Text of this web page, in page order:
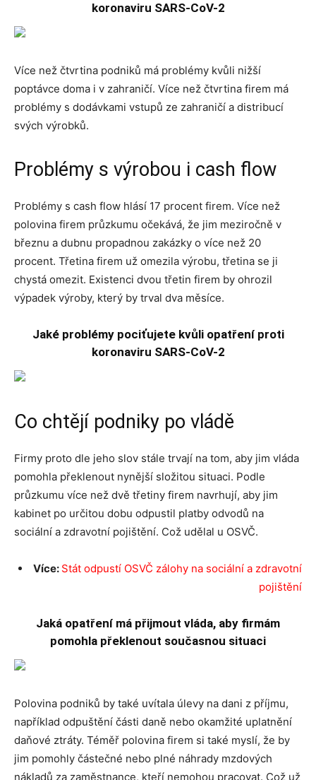
koronaviru SARS-CoV-2
Více než čtvrtina podniků má problémy kvůli nižší
poptávce doma i v zahraničí. Více než čtvrtina firem má
problémy s dodávkami vstupů ze zahraničí a distribucí
svých výrobků.
Problémy s výrobou i cash flow
Problémy s cash flow hlásí 17 procent firem. Více než
polovina firem průzkumu očekává, že jim meziročně v
březnu a dubnu propadnou zakázky o více než 20
procent. Třetina firem už omezila výrobu, třetina se ji
chystá omezit. Existenci dvou třetin firem by ohrozil
výpadek výroby, který by trval dva měsíce.
Jaké problémy pociťujete kvůli opatření proti
koronaviru SARS-CoV-2
Co chtějí podniky po vládě
Firmy proto dle jeho slov stále trvají na tom, aby jim vláda
pomohla překlenout nynější složitou situaci. Podle
průzkumu více než dvě třetiny firem navrhují, aby jim
kabinet po určitou dobu odpustil platby odvodů na
sociální a zdravotní pojištění. Což udělal u OSVČ.
Více: Stát odpustí OSVČ zálohy na sociální a zdravotní
pojištění
Jaká opatření má přijmout vláda, aby firmám
pomohla překlenout současnou situaci
Polovina podniků by také uvítala úlevy na dani z příjmu,
například odpuštění části daně nebo okamžité uplatnění
daňové ztráty. Téměř polovina firem si také myslí, že by
jim pomohly částečné nebo plné náhrady mzdových
nákladů za zaměstnance, kteří nemohou pracovat. Což už